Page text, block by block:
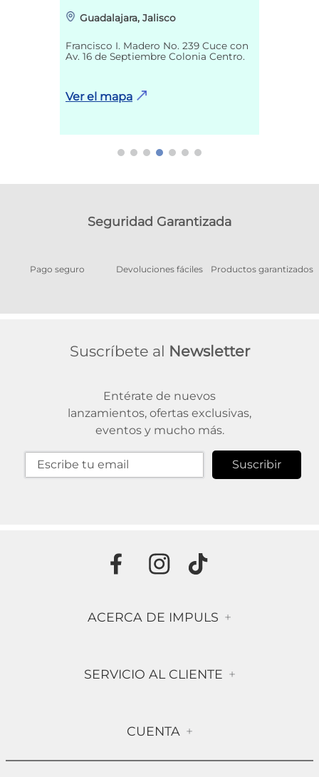
Guadalajara, Jalisco
Francisco I. Madero No. 239 Cuce con
Av. 16 de Septiembre Colonia Centro.
Ver el mapa
Seguridad Garantizada
Pago seguro Devoluciones fáciles Productos garantizados
Suscríbete al Newsletter
Entérate de nuevos
lanzamientos, ofertas exclusivas,
eventos y mucho más.
Suscribir
ACERCA DE IMPULS +
Contáctanos
Compra Segura
SERVICIO AL CLIENTE +
CUENTA +